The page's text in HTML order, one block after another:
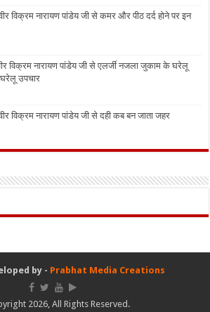
विक्रम नारायण पांडेय जी से कमर और पीठ दर्द होने पर इन
विक्रम नारायण पांडेय जी से एलर्जी नजला जुकाम के घरेलू
उपचार
विक्रम नारायण पांडेय जी से दही कब बन जाता जहर
by - Prabhat Media Creations
2026, All Rights Reserved.